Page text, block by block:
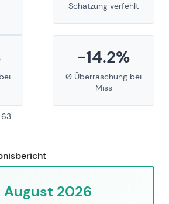
Schätzung verfehlt
-14.2%
Ø Überraschung bei
Miss
August 2026